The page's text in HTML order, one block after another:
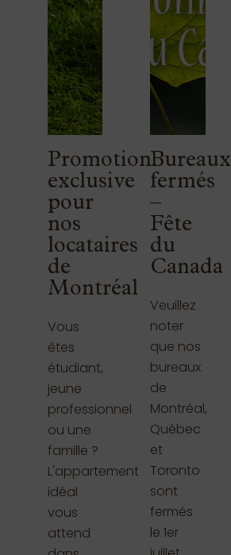
Promotion
exclusive
pour
nos
locataires
de
Montréal
Vous
êtes
étudiant,
jeune
professionnel
ou une
famille ?
L'appartement
idéal
vous
attend
Bureaux
fermés
–
Fête
du
Canada
Veuillez
noter
que nos
bureaux
de
Montréal,
Québec
et
Toronto
sont
fermés
le 1er